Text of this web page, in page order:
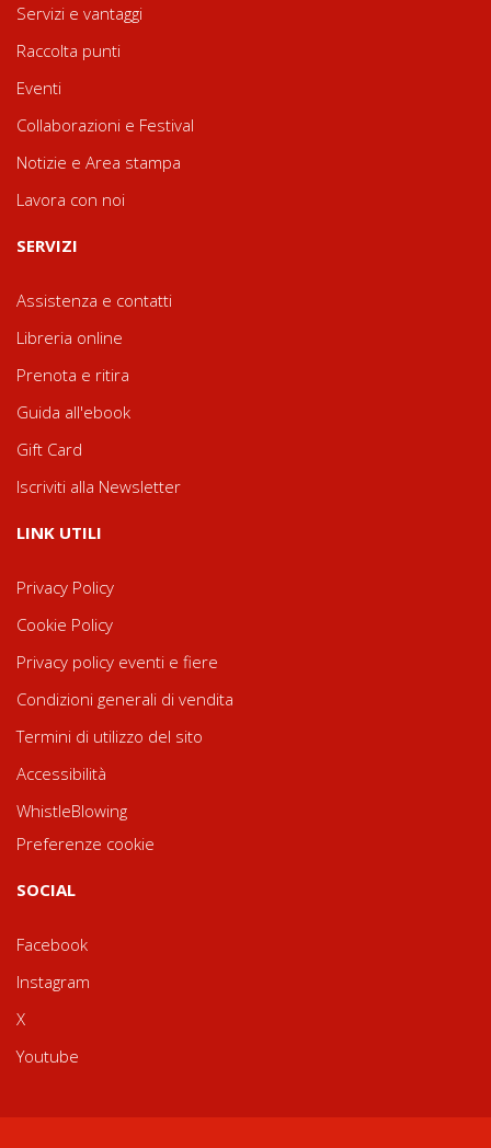
Servizi e vantaggi
Raccolta punti
Eventi
Collaborazioni e Festival
Notizie e Area stampa
Lavora con noi
SERVIZI
Assistenza e contatti
Libreria online
Prenota e ritira
Guida all'ebook
Gift Card
Iscriviti alla Newsletter
LINK UTILI
Privacy Policy
Cookie Policy
Privacy policy eventi e fiere
Condizioni generali di vendita
Termini di utilizzo del sito
Accessibilità
WhistleBlowing
Preferenze cookie
SOCIAL
Facebook
Instagram
X
Youtube